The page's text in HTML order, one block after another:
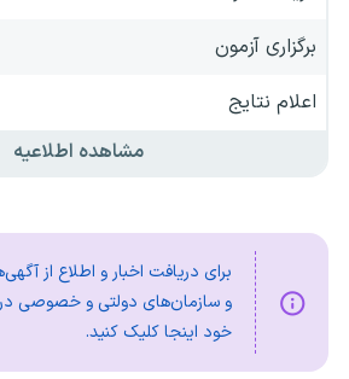
برگزاری آزمون
اعلام نتایج
مشاهده اطلاعیه
برای دریافت اخبار و اطلاع از
و سازمان‌های دولتی و خصوصی در
خود اینجا کلیک کنید.